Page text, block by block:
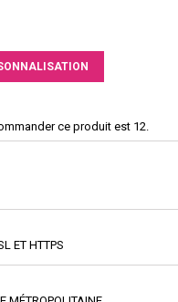
ce produit est 12.
ET HTTPS